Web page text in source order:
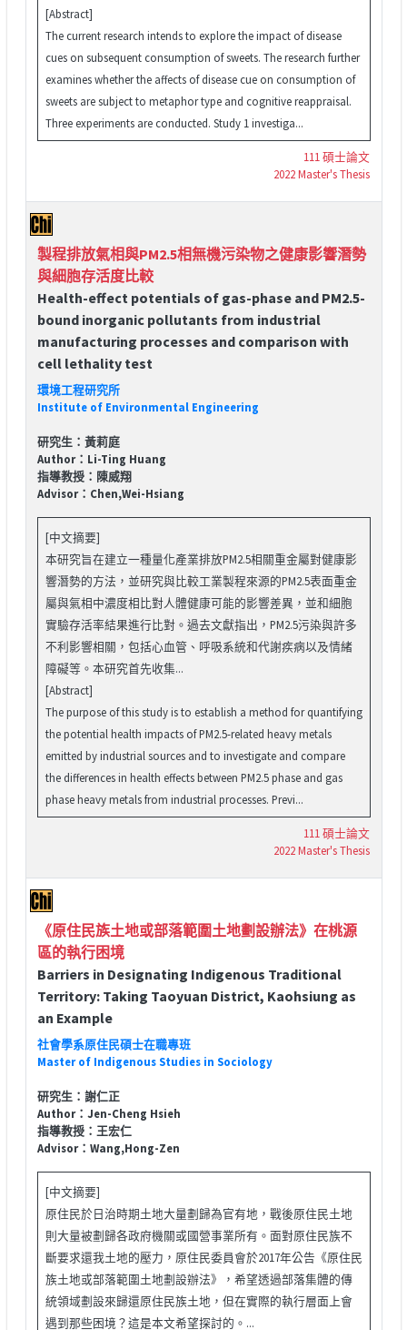
[Abstract]
The current research intends to explore the impact of disease
cues on subsequent consumption of sweets. The research further
examines whether the affects of disease cue on consumption of
sweets are subject to metaphor type and cognitive reappraisal.
Three experiments are conducted. Study 1 investiga...
111 碩士論文
2022 Master's Thesis
製程排放氣相與PM2.5相無機污染物之健康影響潛勢
與細胞存活度比較
Health-effect potentials of gas-phase and PM2.5-
bound inorganic pollutants from industrial
manufacturing processes and comparison with
cell lethality test
環境工程研究所
Institute of Environmental Engineering
研究生：黃莉庭
Author：Li-Ting Huang
指導教授：陳威翔
Advisor：Chen,Wei-Hsiang
[中文摘要]
本研究旨在建立一種量化產業排放PM2.5相關重金屬對健康影
響潛勢的方法，並研究與比較工業製程來源的PM2.5表面重金
屬與氣相中濃度相比對人體健康可能的影響差異，並和細胞
實驗存活率結果進行比對。過去文獻指出，PM2.5污染與許多
不利影響相關，包括心血管、呼吸系統和代謝疾病以及情緒
障礙等。本研究首先收集...
[Abstract]
The purpose of this study is to establish a method for quantifying
the potential health impacts of PM2.5-related heavy metals
emitted by industrial sources and to investigate and compare
the differences in health effects between PM2.5 phase and gas
phase heavy metals from industrial processes. Previ...
111 碩士論文
2022 Master's Thesis
《原住民族土地或部落範圍土地劃設辦法》在桃源
區的執行困境
Barriers in Designating Indigenous Traditional
Territory: Taking Taoyuan District, Kaohsiung as
an Example
社會學系原住民碩士在職專班
Master of Indigenous Studies in Sociology
研究生：謝仁正
Author：Jen-Cheng Hsieh
指導教授：王宏仁
Advisor：Wang,Hong-Zen
[中文摘要]
原住民於日治時期土地大量劃歸為官有地，戰後原住民土地
則大量被劃歸各政府機關或國營事業所有。面對原住民族不
斷要求還我土地的壓力，原住民委員會於2017年公告《原住民
族土地或部落範圍土地劃設辦法》，希望透過部落集體的傳
統領域劃設來歸還原住民族土地，但在實際的執行層面上會
遇到那些困境？這是本文希望探討的。...